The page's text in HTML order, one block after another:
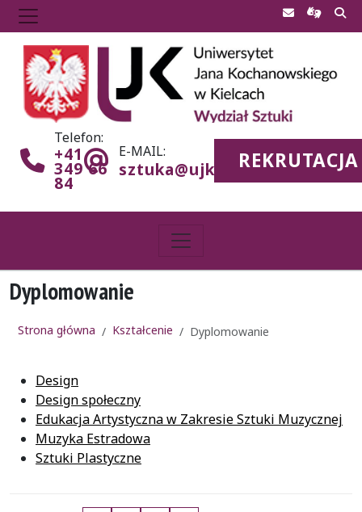
Telefon:
+41
349 66
84
E-MAIL:
sztuka@ujk.edu.plREKRUTACJA
Dyplomowanie
Strona główna Kształcenie Dyplomowanie
Design
Design społeczny
Edukacja Artystyczna w Zakresie Sztuki Muzycznej
Muzyka Estradowa
Sztuki Plastyczne